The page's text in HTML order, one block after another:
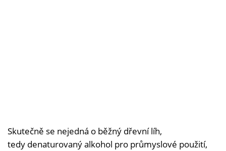
Skutečně se nejedná o běžný dřevní líh,
tedy denaturovaný alkohol pro průmyslové použití,